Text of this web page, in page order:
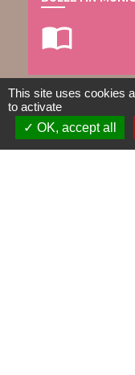
import_contacts
TRAVAUX EN
build
This site uses cookies
to activate
OK, accept all